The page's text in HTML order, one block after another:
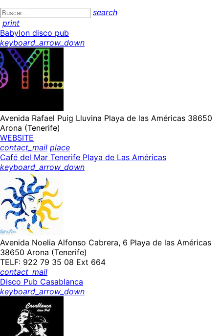
search
print
Babylon disco pub
keyboard_arrow_down
Avenida Rafael Puig Lluvina Playa de las Américas 38650
Arona (Tenerife)
WEBSITE
contact_mail place
Café del Mar Tenerife Playa de Las Américas
keyboard_arrow_down
Avenida Noelia Alfonso Cabrera, 6 Playa de las Américas
38650 Arona (Tenerife)
TELF: 922 79 35 08 Ext 664
contact_mail
Disco Pub Casablanca
keyboard_arrow_down